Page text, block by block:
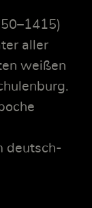
aller
weißen
deutsch-